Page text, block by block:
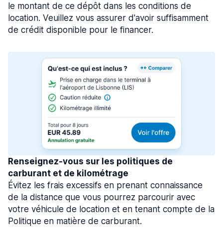
le montant de ce dépôt dans les conditions de
location. Veuillez vous assurer d'avoir suffisamment
de crédit disponible pour le financer.
Renseignez-vous sur les politiques de
carburant et de kilométrage
Évitez les frais excessifs en prenant connaissance
de la distance que vous pourrez parcourir avec
votre véhicule de location et en tenant compte de la
Politique en matière de carburant.